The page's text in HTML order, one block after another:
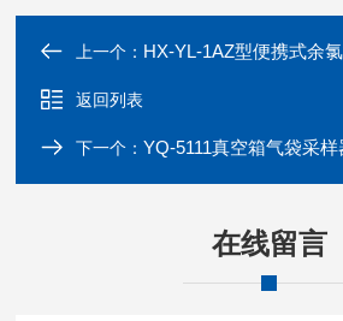
上一个： HX-YL-1AZ型便携式余
返回列表
下一个：YQ-5111真空箱气袋采样器
在线留言